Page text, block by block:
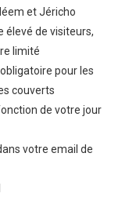
et Jéricho
élevé de visiteurs,
limité
pour les
couverts
de votre jour
votre email de